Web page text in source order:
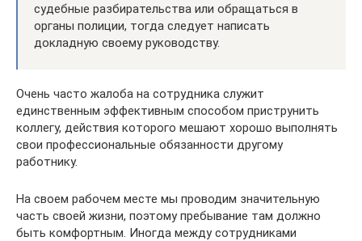
судебные разбирательства или обращаться в
органы полиции, тогда следует написать
докладную своему руководству.
Очень часто жалоба на сотрудника служит
единственным эффективным способом приструнить
коллегу, действия которого мешают хорошо выполнять
свои профессиональные обязанности другому
работнику.
На своем рабочем месте мы проводим значительную
часть своей жизни, поэтому пребывание там должно
быть комфортным. Иногда между сотрудниками